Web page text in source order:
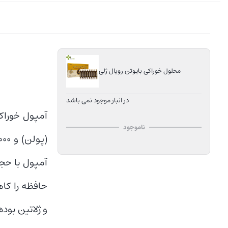
حافظه را
محلول خوراکی بایوتن رویال ژلی
در انبار موجود نمی باشد
ناموجود